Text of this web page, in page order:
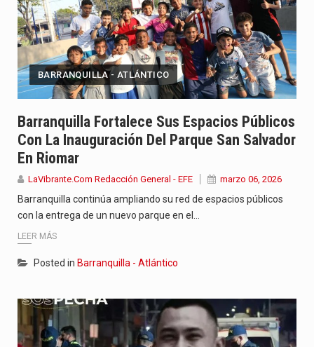
BARRANQUILLA - ATLÁNTICO
Barranquilla Fortalece Sus Espacios Públicos
Con La Inauguración Del Parque San Salvador
En Riomar
LaVibrante.Com Redacción General - EFE marzo 06, 2026
Barranquilla continúa ampliando su red de espacios públicos
con la entrega de un nuevo parque en el…
LEER MÁS
Posted in Barranquilla - Atlántico